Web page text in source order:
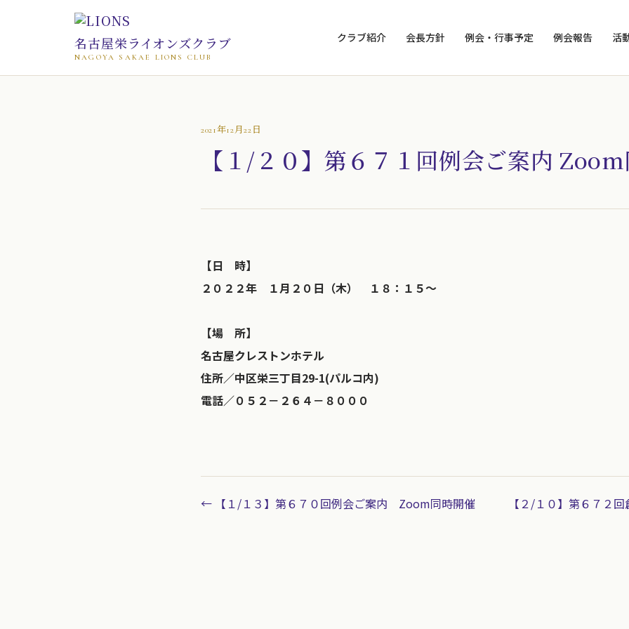
名古屋栄ライオンズクラブ
NAGOYA SAKAE LIONS CLUB
クラブ紹介 会長方針 例会・行事予定 例会報告 活
2021年12月22日
【１/２０】第６７１回例会ご案内
【日 時】
２０２２年 １月２０日（木） １８：１５～
【場 所】
名古屋クレストンホテル
住所／中区栄三丁目29-1(パルコ内)
電話／０５２－２６４－８０００
← 【１/１３】第６７０回例会ご案内 Zoom同時開催 【２/１０】第６７２